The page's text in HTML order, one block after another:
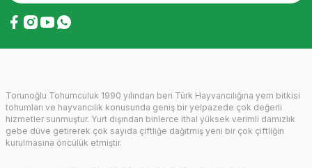
Torunoğlu Tohumculuk 1990 yılından beri Türk Hayvancılığına yem bitkisi
tohumları ve hayvancılık konusunda geniş bir yelpazede çok değerli
hizmetler sunmuştur. Yurt dışından binlerce ithal yüksek verimli damızlık
gebe düve getirerek çok sayıda çiftliğe dağıtmış yeni bir çok çiftliğin
kurulmasına öncülük etmiştir.